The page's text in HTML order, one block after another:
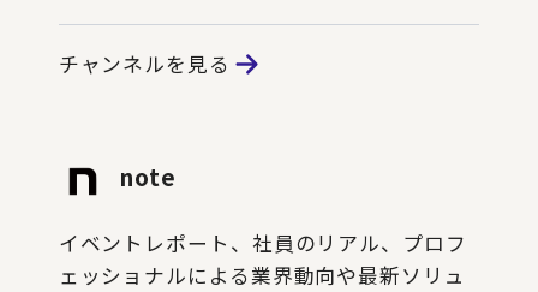
チャンネルを見る
note
イベントレポート、社員のリアル、プロフ
ェッショナルによる業界動向や最新ソリュ